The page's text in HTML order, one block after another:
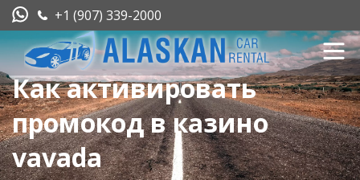
+1 (907) 339-2000
Как активировать
промокод в казино
vavada